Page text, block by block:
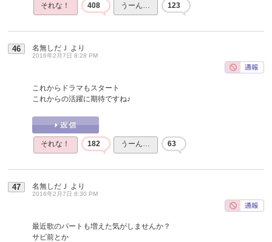
それな！ 408 うーん… 123
46 名無しだＪ より
2016年2月7日 8:28 PM
これからドラマもスタート
これからの活躍に期待ですね♪
それな！ 182 うーん… 63
47 名無しだＪ より
2016年2月7日 8:30 PM
最近歌のパートも増えた気がしませんか？
サビ前とか